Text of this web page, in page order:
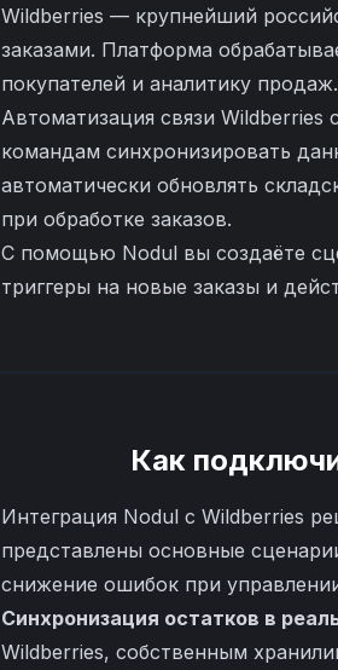
Wildberries — крупнейший
заказами. Платформа
покупателей и аналитику продаж.
Автоматизация связи
командам синхронизировать
автоматически обновлять
при обработке заказов.
С помощью Nodul вы создаёте
триггеры на новые заказы и
Как
Интеграция Nodul с Wildberries
представлены основные
снижение ошибок при
Синхронизация остатков в
Wildberries, собственным